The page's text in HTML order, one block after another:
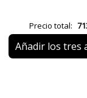
Precio total:
Añadir los tres